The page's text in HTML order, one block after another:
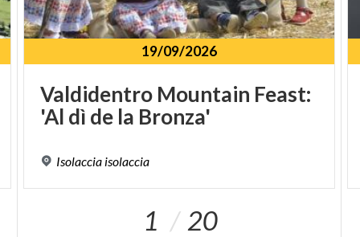
19/09/2026
Valdidentro Mountain Feast:
'Al dì de la Bronza'
Isolaccia isolaccia
1 20